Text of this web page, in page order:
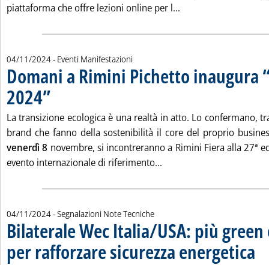
piattaforma che offre lezioni online per l...
04/11/2024- Eventi Manifestazioni
Domani a Rimini Pichetto inaugura
2024”. Pubblicata lunedì 04 novembre 2024 alle 17.16.
La transizione ecologica è una realtà in atto. Lo confermano,
brand che fanno della sostenibilità il core del proprio
venerdì 8 novembre, si incontreranno a Rimini Fiera alla 27ª
evento internazionale di riferimento...
04/11/2024- Segnalazioni Note Tecniche
Bilaterale Wec Italia/USA: più
per rafforzare sicurezza energetica